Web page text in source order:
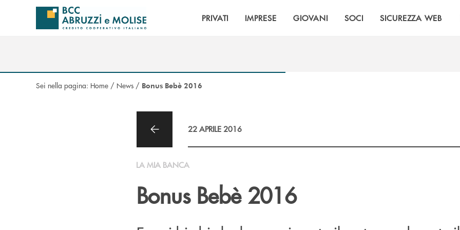
Salta al contenuto principale
PRIVATI IMPRESE GIOVANI SOCI SICUREZZA WEB
Sei nella pagina: Home / News / Bonus Bebè 2016
22 APRILE 2016
LA MIA BANCA
Bonus Bebè 2016